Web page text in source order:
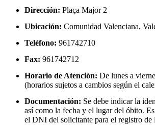
Dirección: Plaça Major 2
Ubicación: Comunidad Valenciana,
Teléfono: 961742710
Fax: 961742712
Horario de Atención: De lunes a
(horarios sujetos a cambios según el
Documentación: Se debe indicar la
así como la fecha y el lugar del óbito.
el DNI del solicitante para el registro de